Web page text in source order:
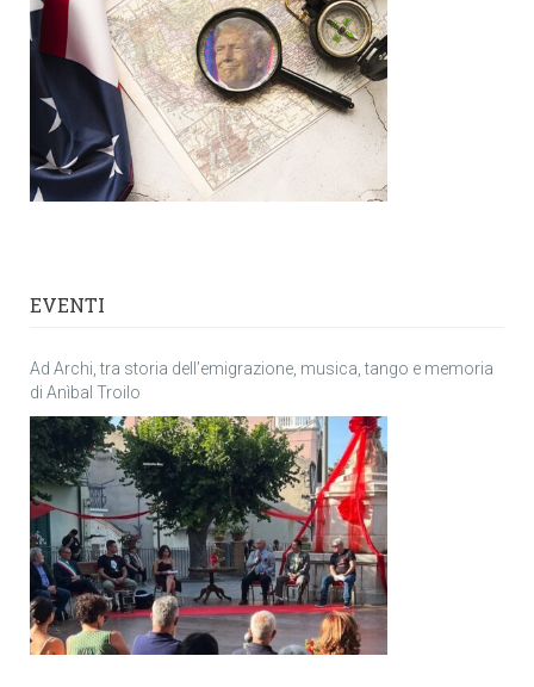
EVENTI
Ad Archi, tra storia dell’emigrazione, musica, tango e memoria
di Anìbal Troilo